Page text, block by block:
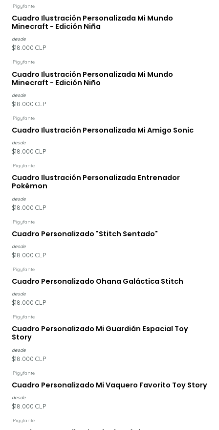
|Pigyfante
Cuadro Ilustración Personalizada Mi Mundo
Minecraft - Edición Niña
desde
$18.000 CLP
|Pigyfante
Cuadro Ilustración Personalizada Mi Mundo
Minecraft - Edición Niño
desde
$18.000 CLP
|Pigyfante
Cuadro Ilustración Personalizada Mi Amigo Sonic
desde
$18.000 CLP
|Pigyfante
Cuadro Ilustración Personalizada Entrenador
Pokémon
desde
$18.000 CLP
|Pigyfante
Cuadro Personalizado "Stitch Sentado"
desde
$18.000 CLP
|Pigyfante
Cuadro Personalizado Ohana Galáctica Stitch
desde
$18.000 CLP
|Pigyfante
Cuadro Personalizado Mi Guardián Espacial Toy
Story
desde
$18.000 CLP
|Pigyfante
Cuadro Personalizado Mi Vaquero Favorito Toy Story
desde
$18.000 CLP
|Pigyfante